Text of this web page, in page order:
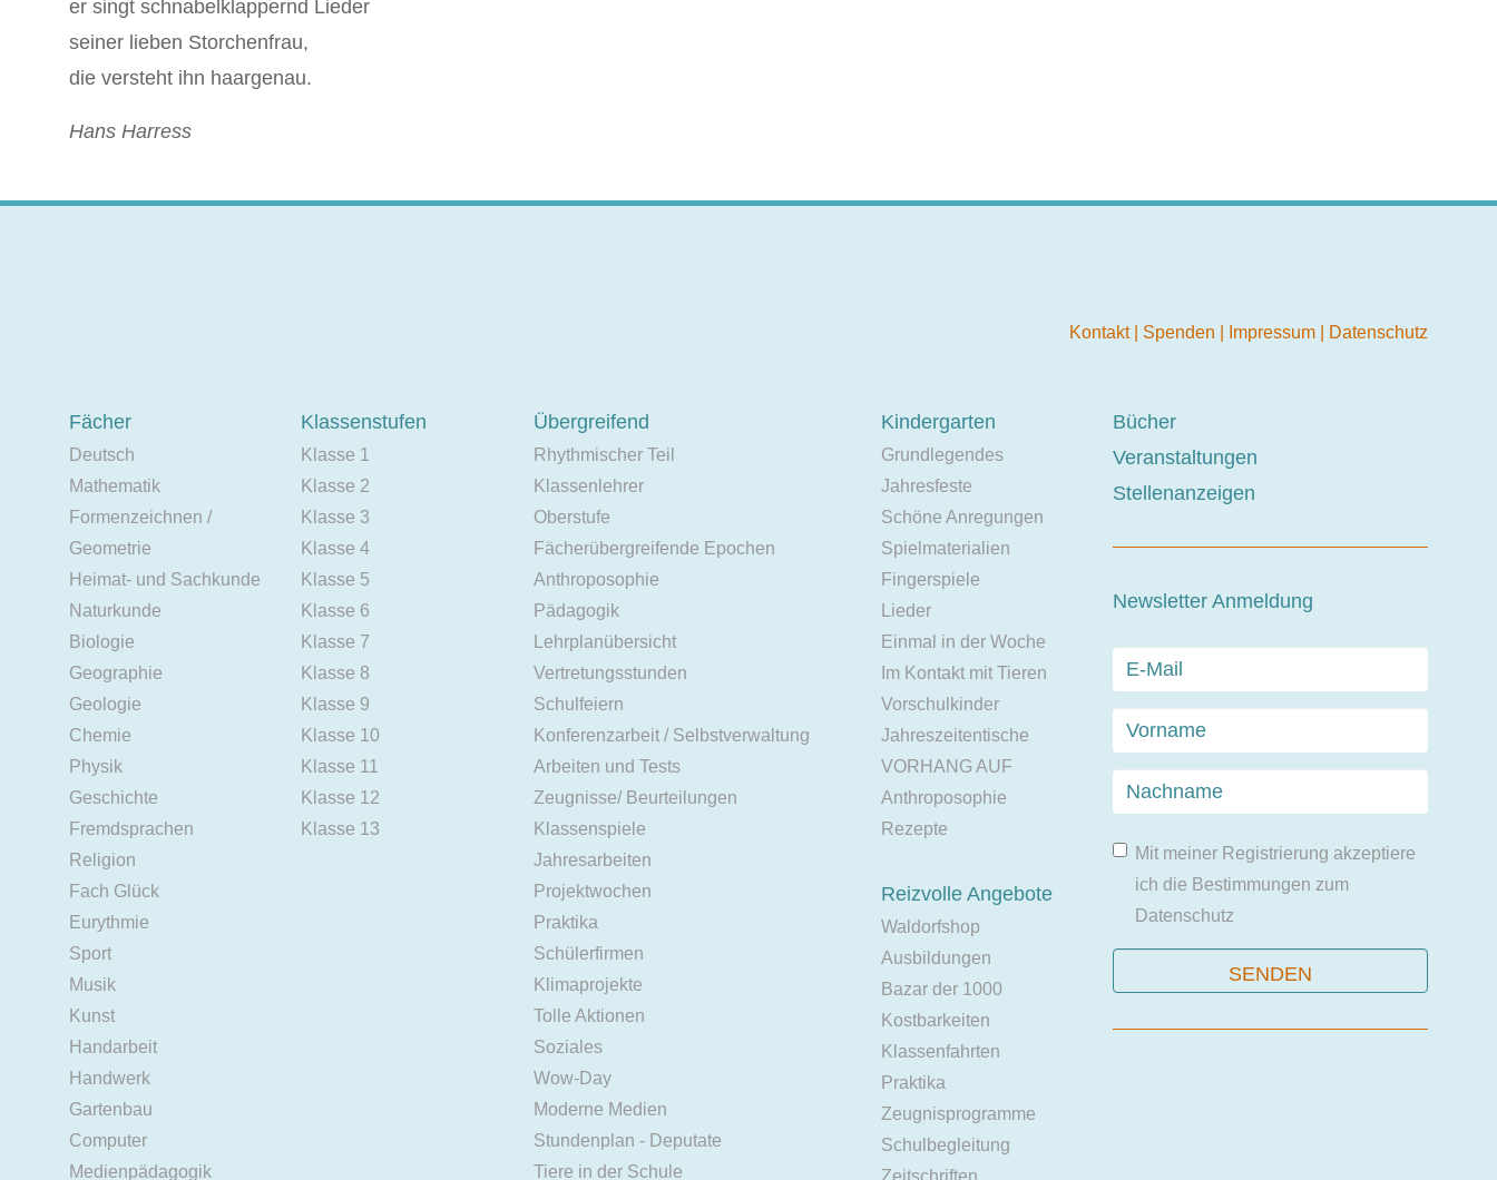
er singt schnabelklappernd Lieder
seiner lieben Storchenfrau,
die versteht ihn haargenau.
Hans Harress
Kontakt Spenden Impressum Datenschutz
Fächer
Deutsch
Mathematik
Formenzeichnen /
Geometrie
Heimat- und Sachkunde
Naturkunde
Biologie
Geographie
Geologie
Chemie
Physik
Geschichte
Fremdsprachen
Religion
Fach Glück
Eurythmie
Sport
Musik
Kunst
Handarbeit
Handwerk
Gartenbau
Computer
Medienpädagogik
Klassenstufen
Klasse 1
Klasse 2
Klasse 3
Klasse 4
Klasse 5
Klasse 6
Klasse 7
Klasse 8
Klasse 9
Klasse 10
Klasse 11
Klasse 12
Klasse 13
Übergreifend
Rhythmischer Teil
Klassenlehrer
Oberstufe
Fächerübergreifende Epochen
Anthroposophie
Pädagogik
Lehrplanübersicht
Vertretungsstunden
Schulfeiern
Konferenzarbeit / Selbstverwaltung
Arbeiten und Tests
Zeugnisse/ Beurteilungen
Klassenspiele
Jahresarbeiten
Projektwochen
Praktika
Schülerfirmen
Klimaprojekte
Tolle Aktionen
Soziales
Wow-Day
Moderne Medien
Stundenplan - Deputate
Tiere in der Schule
Kindergarten
Grundlegendes
Jahresfeste
Schöne Anregungen
Spielmaterialien
Fingerspiele
Lieder
Einmal in der Woche
Im Kontakt mit Tieren
Vorschulkinder
Jahreszeitentische
VORHANG AUF
Anthroposophie
Rezepte
Reizvolle Angebote
Waldorfshop
Ausbildungen
Bazar der 1000
Kostbarkeiten
Klassenfahrten
Praktika
Zeugnisprogramme
Schulbegleitung
Zeitschriften
Bücher
Veranstaltungen
Stellenanzeigen
Newsletter Anmeldung
Mit meiner Registrierung akzeptiere
ich die Bestimmungen zum
Datenschutz